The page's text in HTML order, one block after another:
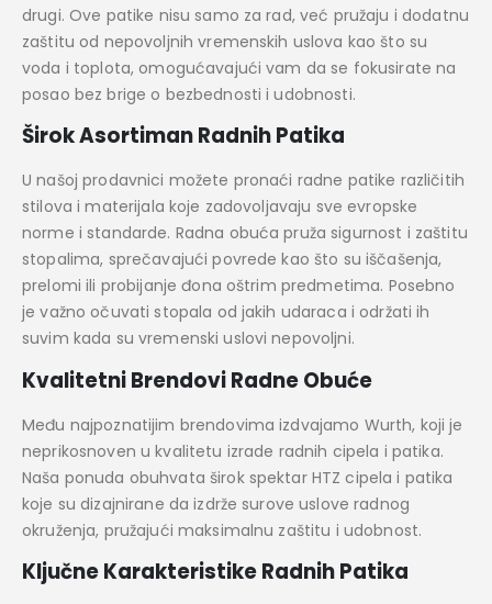
drugi. Ove patike nisu samo za rad, već pružaju i dodatnu
zaštitu od nepovoljnih vremenskih uslova kao što su
voda i toplota, omogućavajući vam da se fokusirate na
posao bez brige o bezbednosti i udobnosti.
Širok Asortiman Radnih Patika
U našoj prodavnici možete pronaći radne patike različitih
stilova i materijala koje zadovoljavaju sve evropske
norme i standarde. Radna obuća pruža sigurnost i zaštitu
stopalima, sprečavajući povrede kao što su iščašenja,
prelomi ili probijanje đona oštrim predmetima. Posebno
je važno očuvati stopala od jakih udaraca i održati ih
suvim kada su vremenski uslovi nepovoljni.
Kvalitetni Brendovi Radne Obuće
Među najpoznatijim brendovima izdvajamo Wurth, koji je
neprikosnoven u kvalitetu izrade radnih cipela i patika.
Naša ponuda obuhvata širok spektar HTZ cipela i patika
koje su dizajnirane da izdrže surove uslove radnog
okruženja, pružajući maksimalnu zaštitu i udobnost.
Ključne Karakteristike Radnih Patika